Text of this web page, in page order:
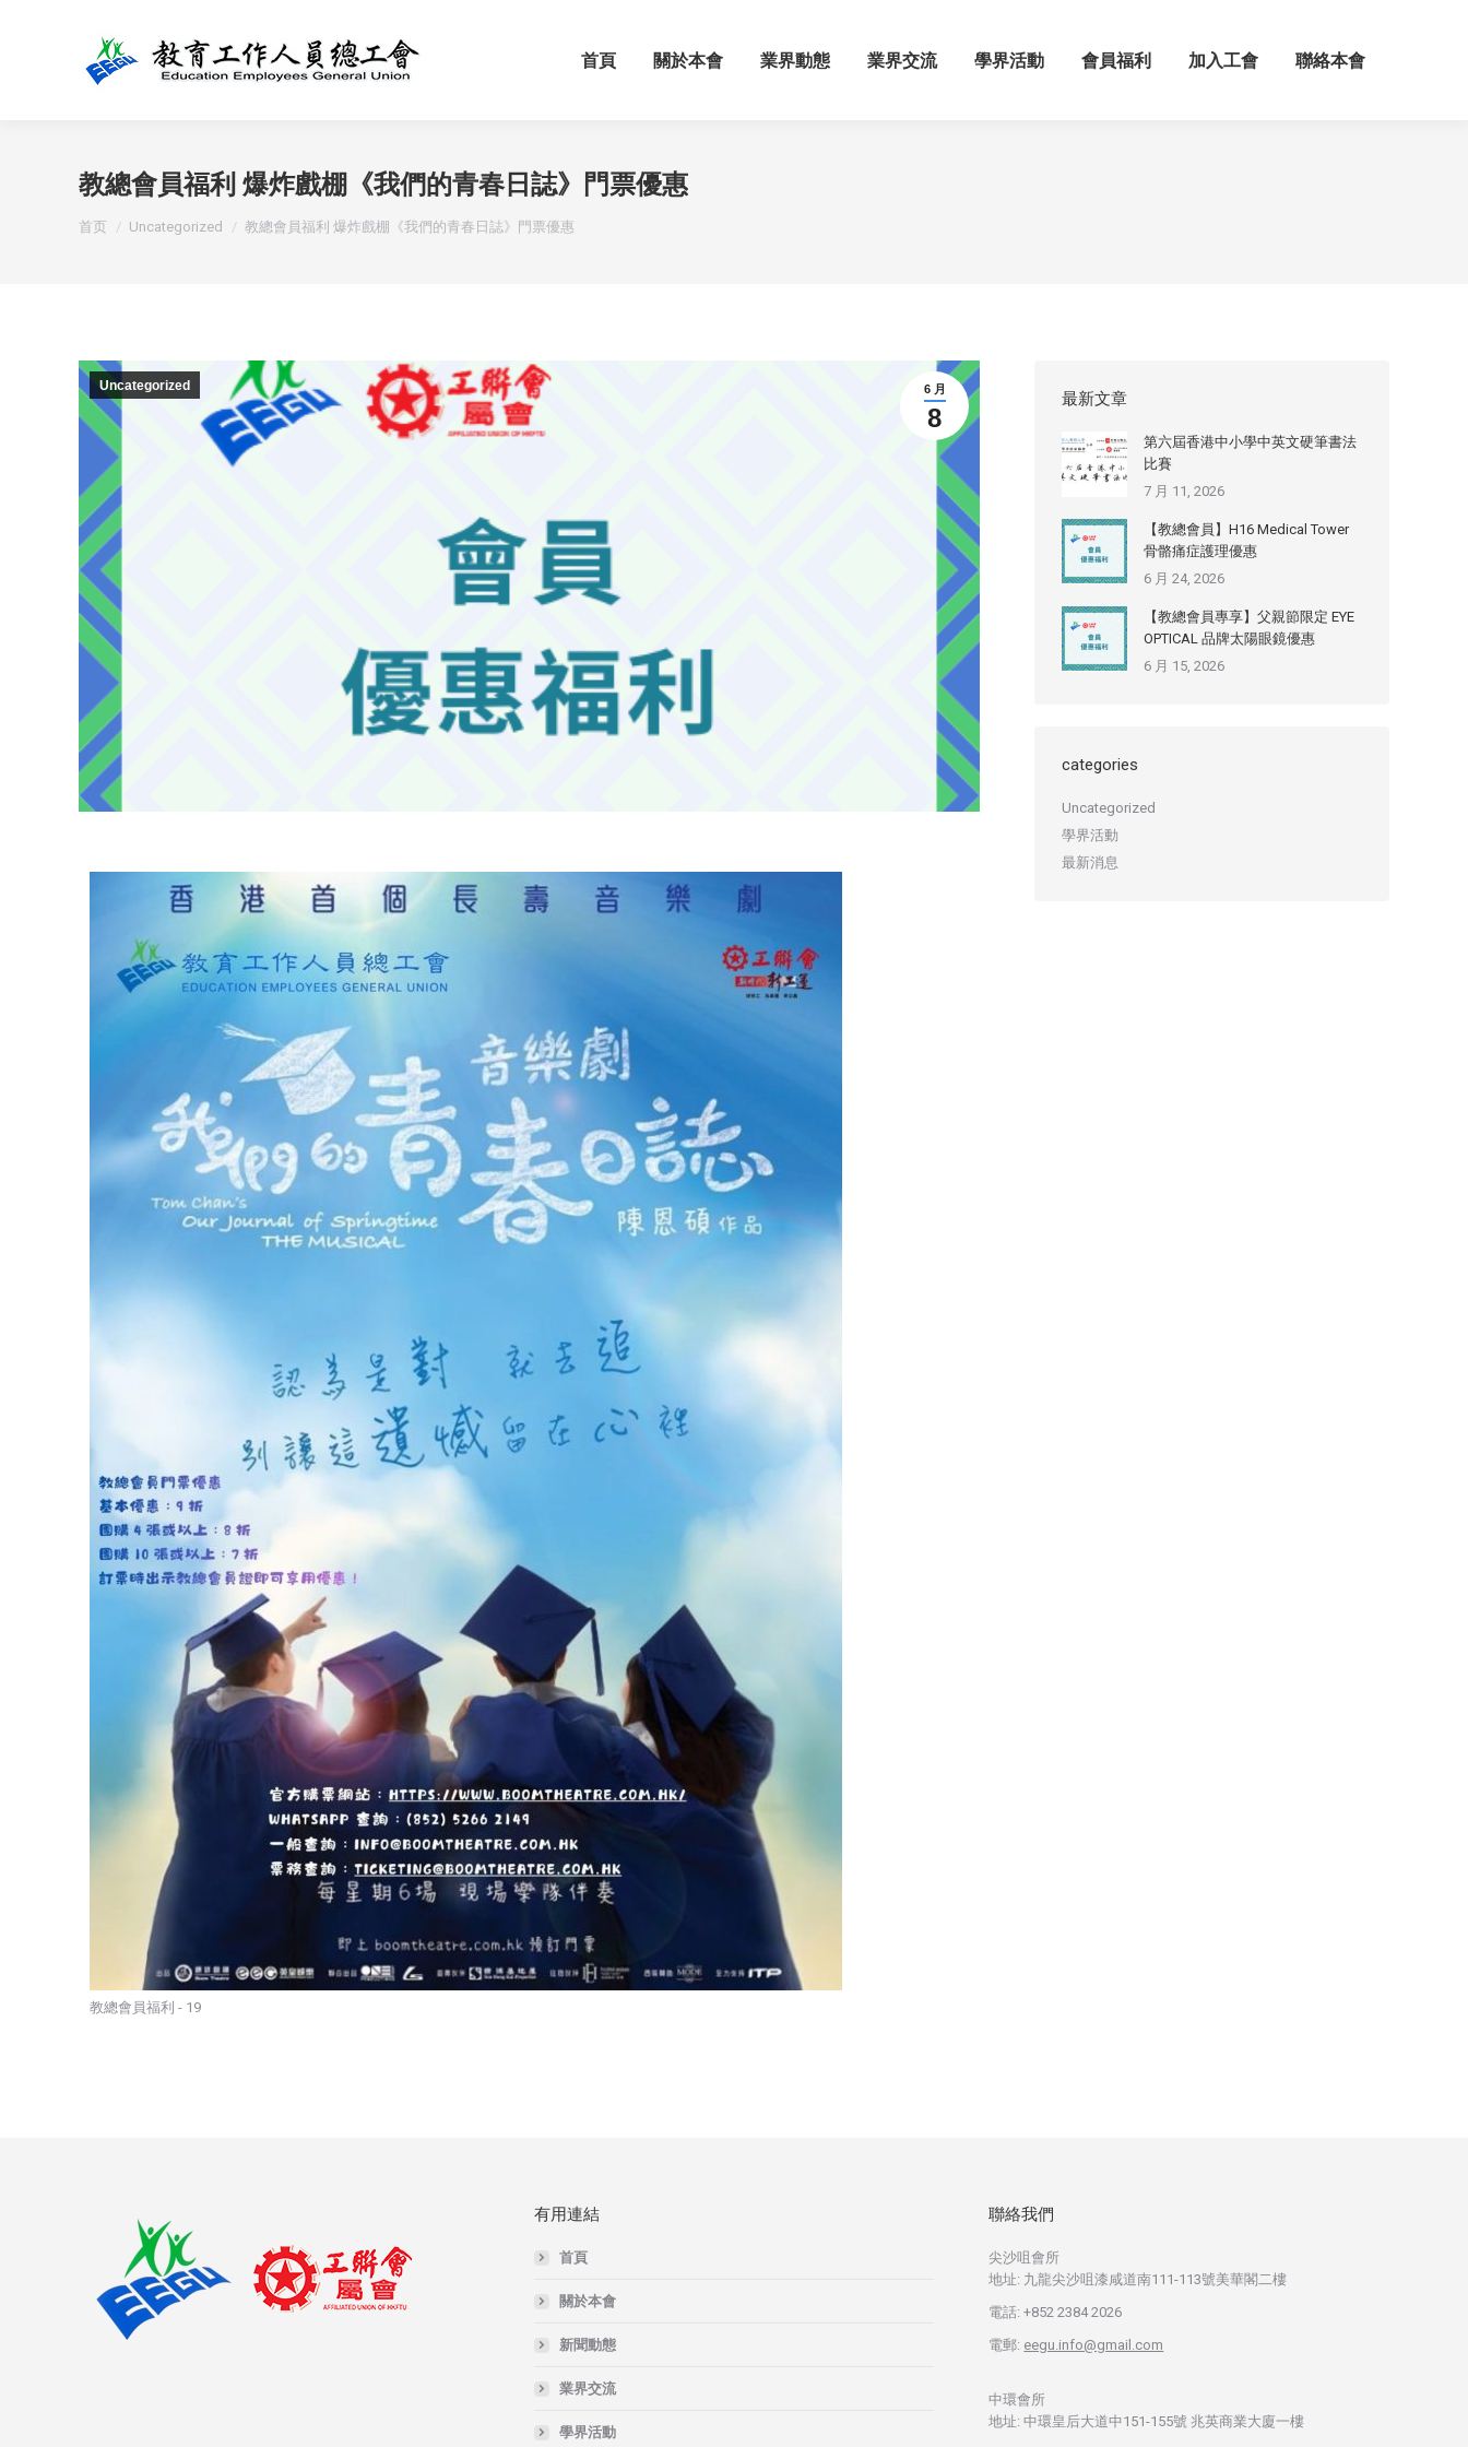
首頁 關於本會 業界動態 業界交流 學界活動 會員福利 加入工會 聯絡本會
教總會員福利 爆炸戲棚《我們的青春日誌》門票優惠
您在这里：
首页 Uncategorized 教總會員福利 爆炸戲棚《我們的青春日誌》門票優惠
6 月
8
Uncategorized
教總會員福利 - 19
最新文章
第六屆香港中小學中英文硬筆書法
比賽
7 月 11, 2026
【教總會員】H16 Medical Tower
骨骼痛症護理優惠
6 月 24, 2026
【教總會員專享】父親節限定 EYE
OPTICAL 品牌太陽眼鏡優惠
6 月 15, 2026
categories
Uncategorized
學界活動
最新消息
有用連結
首頁
關於本會
新聞動態
業界交流
學界活動
聯絡我們
尖沙咀會所
地址: 九龍尖沙咀漆咸道南111-113號美華閣二樓
電話: +852 2384 2026
電郵: eegu.info@gmail.com
中環會所
地址: 中環皇后大道中151-155號 兆英商業大廈一樓